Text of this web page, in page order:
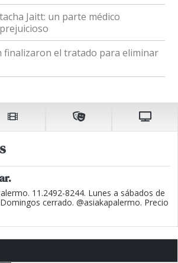
Jaitt: un parte médico
finalizaron el tratado para eliminar
11.2492-8244. Lunes a sábados de
cerrado. @asiakapalermo. Precio